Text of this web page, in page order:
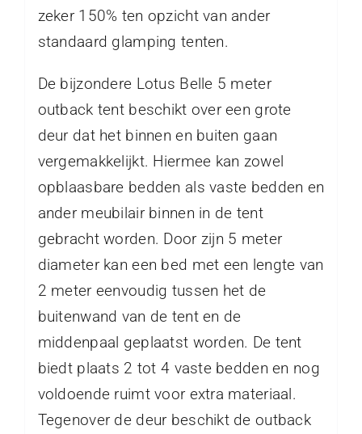
zeker 150% ten opzicht van ander
standaard glamping tenten.
De bijzondere Lotus Belle 5 meter
outback tent beschikt over een grote
deur dat het binnen en buiten gaan
vergemakkelijkt. Hiermee kan zowel
opblaasbare bedden als vaste bedden en
ander meubilair binnen in de tent
gebracht worden. Door zijn 5 meter
diameter kan een bed met een lengte van
2 meter eenvoudig tussen het de
buitenwand van de tent en de
middenpaal geplaatst worden. De tent
biedt plaats 2 tot 4 vaste bedden en nog
voldoende ruimt voor extra materiaal.
Tegenover de deur beschikt de outback